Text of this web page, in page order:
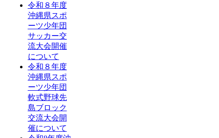
令和８年度
沖縄県スポ
ーツ少年団
サッカー交
流大会開催
について
令和８年度
沖縄県スポ
ーツ少年団
軟式野球先
島ブロック
交流大会開
催について